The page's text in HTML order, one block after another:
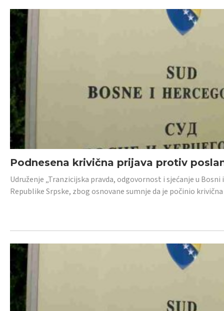
Podnesena krivična prijava protiv
Udruženje „Tranzicijska pravda, odgovornost i sjećanje u
Republike Srpske, zbog osnovane sumnje da je počinio